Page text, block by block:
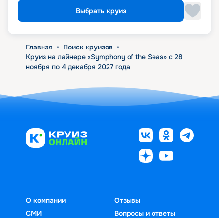
Выбрать круиз
Главная • Поиск круизов •
Круиз на лайнере «Symphony of the Seas» с 28
ноября по 4 декабря 2027 года
О компании
СМИ
Отзывы
Вопросы и ответы